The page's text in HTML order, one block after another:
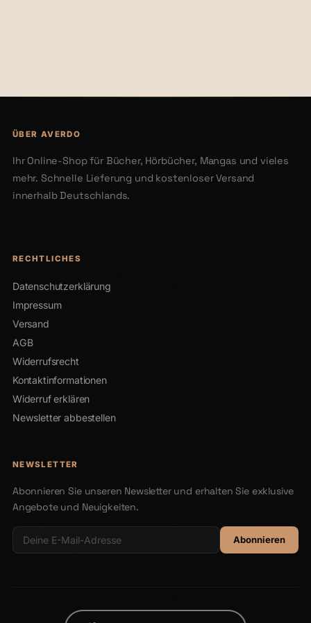
ÜBER AVERDO
Ihr Online-Shop für Bücher, Hörbücher, Mangas und vieles
mehr. Schnelle Lieferung und kostenloser Versand
innerhalb Deutschlands.
RECHTLICHES
Datenschutzerklärung
Impressum
Versand
AGB
Widerrufsrecht
Kontaktinformationen
Widerruf erklären
Newsletter abbestellen
NEWSLETTER
Abonnieren Sie unseren Newsletter und erhalten Sie exklusive
Angebote und Neuigkeiten.
Abonnieren